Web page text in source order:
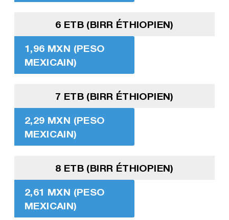
6 ETB (BIRR ÉTHIOPIEN)
1,96 MXN (PESO
MEXICAIN)
7 ETB (BIRR ÉTHIOPIEN)
2,29 MXN (PESO
MEXICAIN)
8 ETB (BIRR ÉTHIOPIEN)
2,61 MXN (PESO
MEXICAIN)